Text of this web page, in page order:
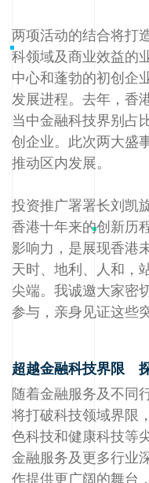
两项活动的结合将打
科领域及商业效益的
中心和蓬勃的初创企
发展进程。去年，香
当中金融科技界别占
创企业。此次两大盛
推动区内发展。
投资推广署署长刘凯
香港十年来的创新历
影响力，是展现香港
天时、地利、人和，
尖端。我诚邀大家密
参与，亲身见证这些
超越金融科技界限
随着金融服务及不同
将打破科技领域界限
色科技和健康科技等
金融服务及更多行业
作提供更广阔的舞台